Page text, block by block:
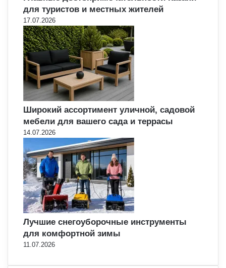
для туристов и местных жителей
17.07.2026
Широкий ассортимент уличной, садовой
мебели для вашего сада и террасы
14.07.2026
Лучшие снегоуборочные инструменты
для комфортной зимы
11.07.2026